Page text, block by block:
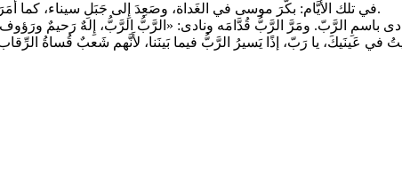
في تلك الأَيَّام: بكَّرَ موسى في الغَداة، وصَعِدَ إِلى جَبَلِ سيناء، كما أمَرَهُ الرَّبّ، وأَخَذَ في يَدِه لَوحَي الحَجَر.